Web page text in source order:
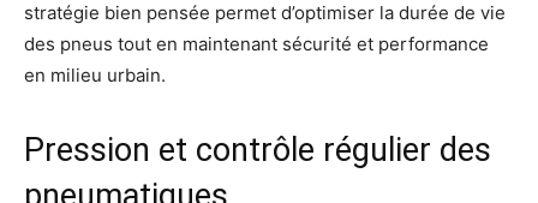
stratégie bien pensée permet d’optimiser la durée de vie
des pneus tout en maintenant sécurité et performance
en milieu urbain.
Pression et contrôle régulier des